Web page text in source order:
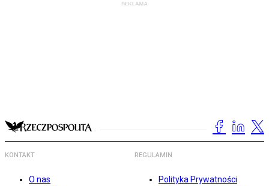
KONTAKT
O nas
REGULAMIN
Polityka Prywatności